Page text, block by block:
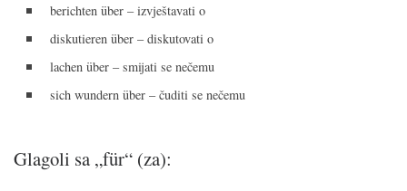
berichten über – izvještavati o
diskutieren über – diskutovati o
lachen über – smijati se nečemu
sich wundern über – čuditi se nečemu
Glagoli sa „für“ (za):